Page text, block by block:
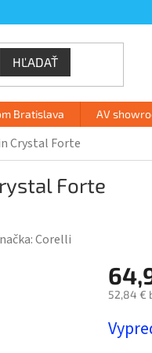
HĽADAŤ
Bratislava AV
Crystal Forte
Forte
Corelli
52,84 €
cena: